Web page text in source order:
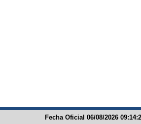
Fecha Oficial 06/08/2026